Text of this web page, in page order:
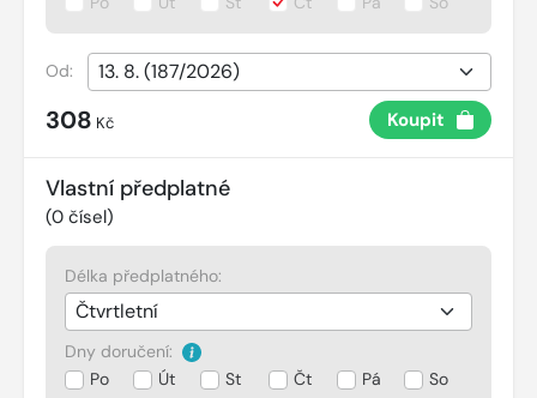
Od:
308 Kč Koupit
Vlastní předplatné
(0 čísel)
Délka předplatného:
Dny doručení:
Po
Út St Čt Pá So